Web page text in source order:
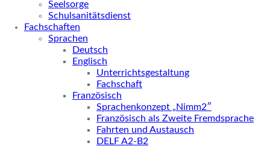
Seelsorge
Schulsanitätsdienst
Fachschaften
Sprachen
Deutsch
Englisch
Unterrichtsgestaltung
Fachschaft
Französisch
Sprachenkonzept „Nimm2″
Französisch als Zweite Fremdsprache
Fahrten und Austausch
DELF A2-B2